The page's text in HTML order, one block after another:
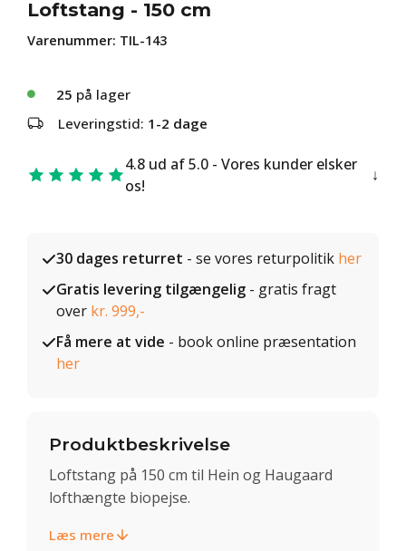
Loftstang - 150 cm
Varenummer: TIL-143
25 på lager
Leveringstid: 1-2 dage
4.8 ud af 5.0 - Vores kunder elsker
os!
30 dages returret - se vores returpolitik her
Gratis levering tilgængelig - gratis fragt
over kr. 999,-
Få mere at vide - book online præsentation
her
Produktbeskrivelse
Loftstang på 150 cm til Hein og Haugaard
lofthængte biopejse.
Læs mere